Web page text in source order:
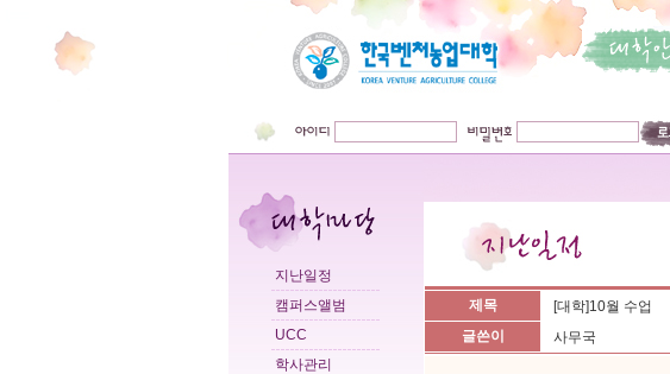
지난일정
캠퍼스앨범
UCC
학사관리
제목
[대학]10월 수업
글쓴이
사무국